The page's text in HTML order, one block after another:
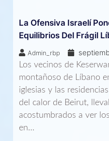
La Ofensiva Israelí
Equilibrios Del Frágil
Admin_rbp
Los vecinos de
montañoso de Líbano
iglesias y las
del calor de Beirut,
acostumbrados a ver
en…